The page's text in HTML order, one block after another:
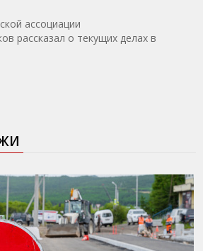
ассоциации
рассказал о текущих делах в